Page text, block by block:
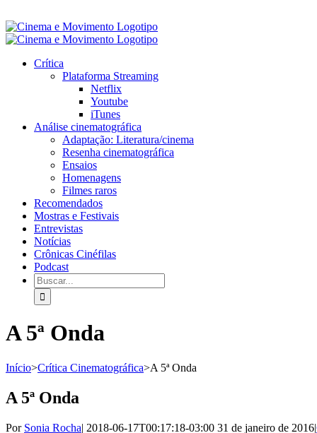
Crítica
Plataforma Streaming
Netflix
Youtube
iTunes
Análise cinematográfica
Adaptação: Literatura/cinema
Resenha cinematográfica
Ensaios
Homenagens
Filmes raros
Recomendados
Mostras e Festivais
Entrevistas
Notícias
Crônicas Cinéfilas
Podcast
A 5ª Onda
Início>Crítica Cinematográfica>A 5ª Onda
A 5ª Onda
Por Sonia Rocha| 2018-06-17T00:17:18-03:00 31 de janeiro de 2016|